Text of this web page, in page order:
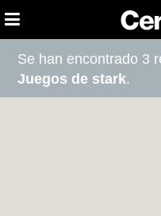
Se han encontrado 3
Juegos de stark.